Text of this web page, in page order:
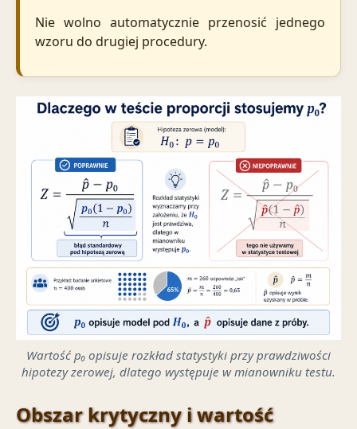
Nie wolno automatycznie przenosić jednego
wzoru do drugiej procedury.
Wartość p₀ opisuje rozkład statystyki przy prawdziwości
hipotezy zerowej, dlatego występuje w mianowniku testu.
Obszar krytyczny i wartość